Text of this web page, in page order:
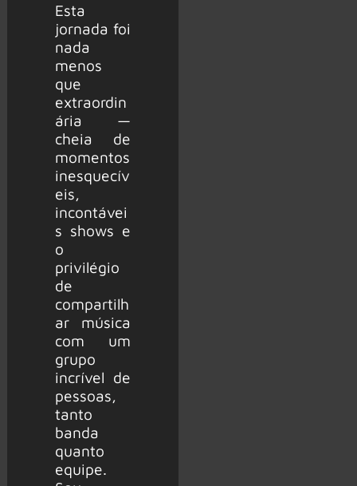
Esta
jornada foi
nada
menos
que
extraordin
ária —
cheia de
momentos
inesquecív
eis,
incontávei
s ​​shows e
o
privilégio
de
compartilh
ar música
com um
grupo
incrível de
pessoas,
tanto
banda
quanto
equipe.